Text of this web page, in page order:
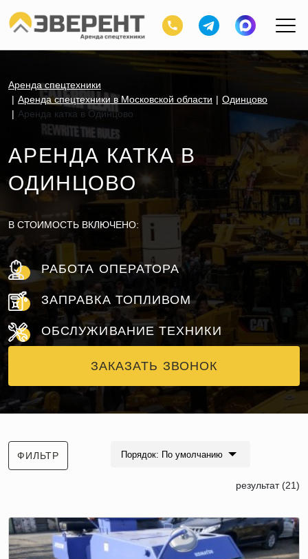
Аренда спецтехники
Аренда спецтехники в Московской области
Одинцово
Аренда катка в Одинцово
АРЕНДА КАТКА В
ОДИНЦОВО
В СТОИМОСТЬ ВКЛЮЧЕНО:
РАБОТА ОПЕРАТОРА
ЗАПРАВКА ТОПЛИВОМ
ОБСЛУЖИВАНИЕ ТЕХНИКИ
ЗАКАЗАТЬ ЗВОНОК
ФИЛЬТР Порядок: По умолчанию
результат (21)